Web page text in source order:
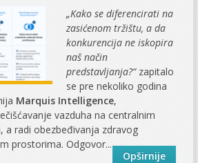
„Kako se diferencirati na
zasićenom tržištu, a da
konkurencija ne iskopira
naš način
predstavljanja?“zapitalo
se pre nekoliko godina
Marquis Intelligence,
vazduha na centralnim
a radi obezbeđivanja zdravog
prostorima. Odgovor...
Opširnije